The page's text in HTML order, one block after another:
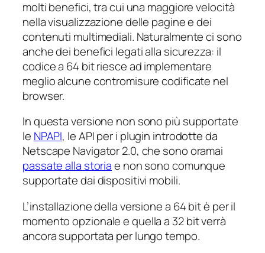
molti benefici, tra cui una maggiore velocità
nella visualizzazione delle pagine e dei
contenuti multimediali. Naturalmente ci sono
anche dei benefici legati alla sicurezza: il
codice a 64 bit riesce ad implementare
meglio alcune contromisure codificate nel
browser.
In questa versione non sono più supportate
le NPAPI, le API per i plugin introdotte da
Netscape Navigator 2.0, che sono oramai
passate alla storiae non sono comunque
supportate dai dispositivi mobili.
L’installazione della versione a 64 bit è per il
momento opzionale e quella a 32 bit verrà
ancora supportata per lungo tempo.